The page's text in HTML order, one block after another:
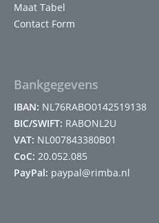
Maat Tabel
Contact Form
Bankgegevens
IBAN: NL76RABO0142519138
BIC/SWIFT: RABONL2U
VAT: NL007843380B01
CoC: 20.052.085
PayPal: paypal@rimba.nl